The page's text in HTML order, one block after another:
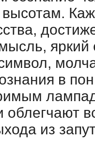
яркий
в
из